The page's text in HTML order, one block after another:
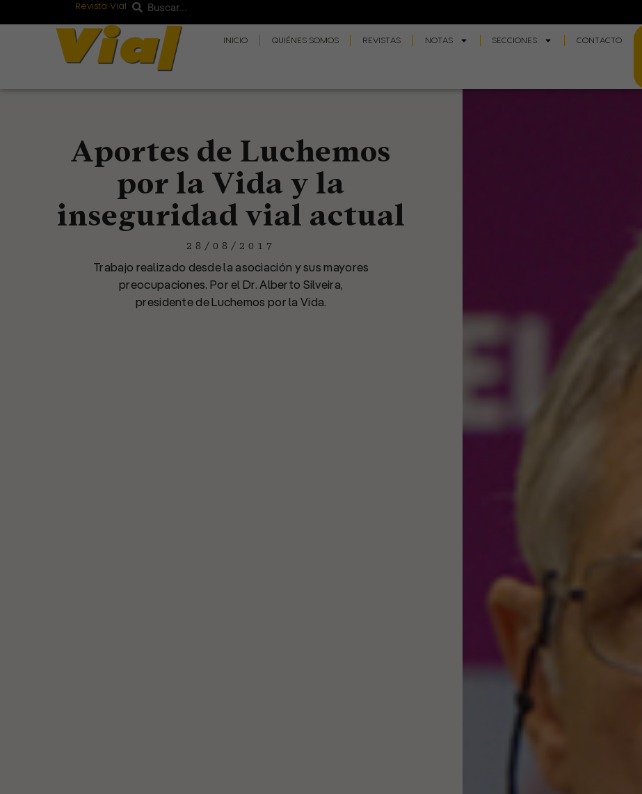
Revista Vial Buscar
Buscar
INICIO QUIÉNES SOMOS REVISTAS NOTAS SECCIONES CONTACTO
Aportes de Luchemos
por la Vida y la
inseguridad vial actual
28/08/2017
Trabajo realizado desde la asociación y sus mayores
preocupaciones. Por el Dr. Alberto Silveira,
presidente de Luchemos por la Vida.